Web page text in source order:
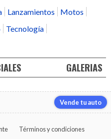
Lanzamientos
Motos
Tecnología
GALERIAS
Vende tu auto
Términos y condiciones